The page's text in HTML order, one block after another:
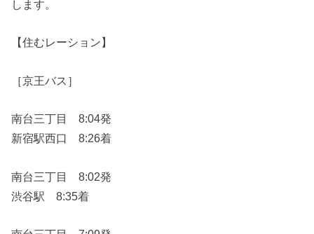
します。
【住むレーション】
［京王バス］
南台三丁目 8:04発
新宿駅西口 8:26着
南台三丁目 8:02発
渋谷駅 8:35着